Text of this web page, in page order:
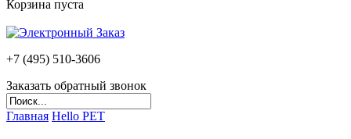
Корзина пуста
+7 (495) 510-3606
Заказать обратный звонок
Главная Hello PET